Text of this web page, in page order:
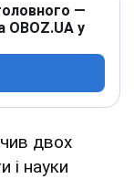
—
OBOZ.UA у
двох
і науки